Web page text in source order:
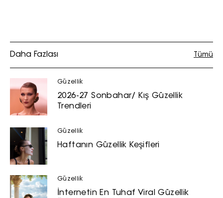
Daha Fazlası Tümü
Güzellik
2026-27 Sonbahar/ Kış Güzellik
Trendleri
Güzellik
Haftanın Güzellik Keşifleri
Güzellik
İnternetin En Tuhaf Viral Güzellik